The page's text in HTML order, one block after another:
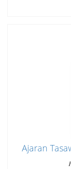
Ajaran